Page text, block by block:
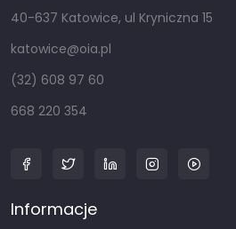
40-637 Katowice, ul Kryniczna 15
katowice@oia.pl
(32) 608 97 60
668 220 354
Informacje